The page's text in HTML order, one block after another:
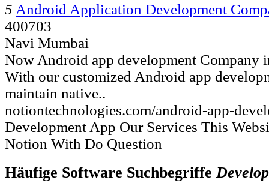
5 Android Application Development
400703
Navi Mumbai
Now Android app development Company
With our customized Android app
maintain native..
notiontechnologies.com/android-app-
Development App Our Services This
Notion With Do Question
Häufige Software Suchbegriffe